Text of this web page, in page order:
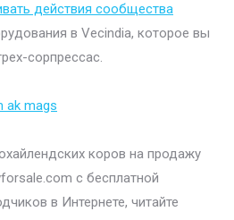
действия сообщества
в Vecindia, которое вы
сорпрессас.
ak mags
коров на продажу
с бесплатной
в Интернете, читайте